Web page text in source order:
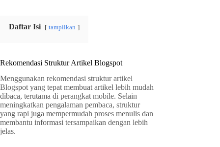
Daftar Isi tampilkan
Rekomendasi Struktur Artikel Blogspot
Menggunakan rekomendasi struktur artikel
Blogspot yang tepat membuat artikel lebih mudah
dibaca, terutama di perangkat mobile. Selain
meningkatkan pengalaman pembaca, struktur
yang rapi juga mempermudah proses menulis dan
membantu informasi tersampaikan dengan lebih
jelas.